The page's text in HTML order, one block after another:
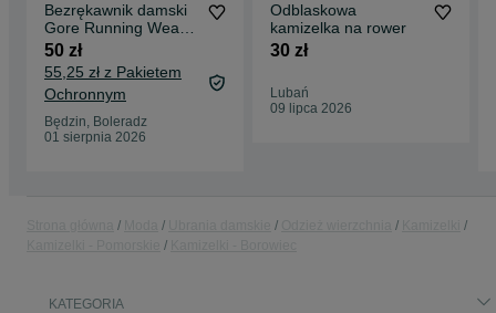
Bezrękawnik damski
Gore Running Wear
40 Windstoper
50 zł
55,25 zł z Pakietem
Ochronnym
Będzin, Boleradz
01 sierpnia 2026
Odblaskowa
kamizelka na rower
30 zł
Lubań
09 lipca 2026
KATEGORIA